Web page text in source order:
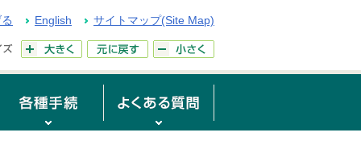
English サイトマップ(Site Map)